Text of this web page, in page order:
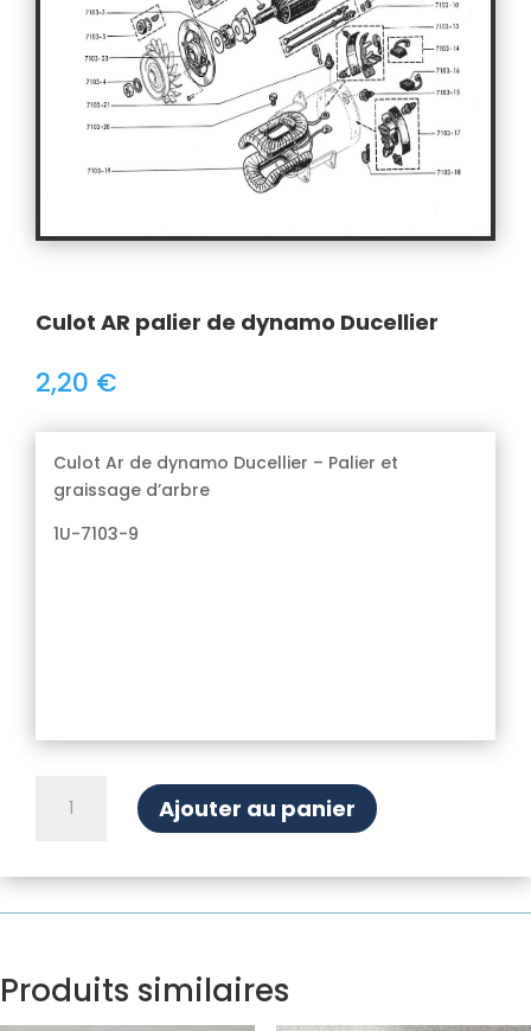
Culot AR palier de dynamo Ducellier
2,20 €
Culot Ar de dynamo Ducellier – Palier et
graissage d’arbre
1U-7103-9
Ducellier
Ajouter au panier
Produits similaires